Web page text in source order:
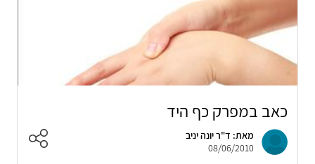
כאב במפרק כף היד
מאת: ד"ר יונה יניב
08/06/2010